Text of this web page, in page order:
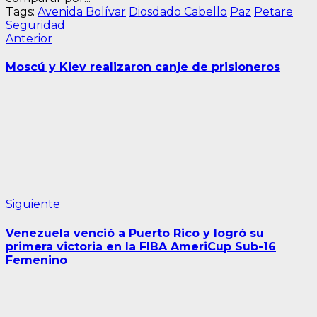
Tags: Avenida Bolívar Diosdado Cabello Paz Petare
Seguridad
Navegación
de
AnteriorEntrada
Moscú y Kiev realizaron canje de prisioneros
Siguiente
Venezuela venció a Puerto Rico y logró su
primera victoria en la FIBA AmeriCup Sub-16
Femenino